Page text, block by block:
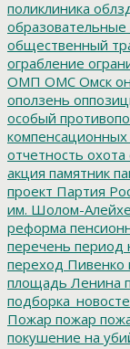
поликлиника
общественный
ограбление
ОМП ОМС Омск
оползень
особый
компенсационных
отчетность охота
акция памятник
проект Партия
им. Шолом-
реформа
перечень период
переход Пивенко
площадь Ленина
Пожар пожар
покушение на